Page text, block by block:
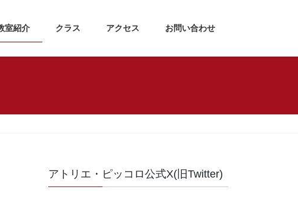
室紹介 クラス アクセス お問い合わせ
アトリエ・ピッコロ公式X(旧Twitter)